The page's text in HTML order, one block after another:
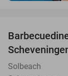
Solbeach